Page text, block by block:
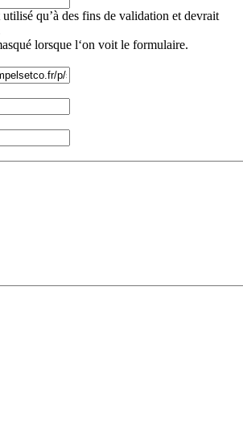
utilisé qu’à des fins de validation et devrait
lorsque l‘on voit le formulaire.